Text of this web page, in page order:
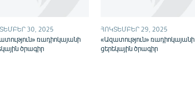
30, 2025
ռադիոկայանի
ծրագիր
ՀՈԿՏԵՄԲԵՐ 29, 2025
«Ազատություն» ռադիոկայանի
ցերեկային ծրագիր